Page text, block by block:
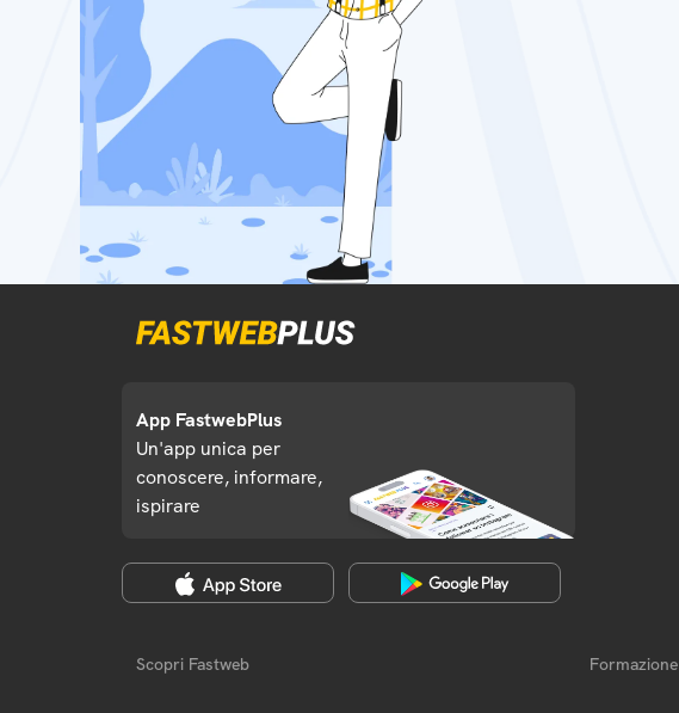
App FastwebPlus
Un'app unica per
conoscere, informare,
ispirare
Scopri Fastweb Formazione